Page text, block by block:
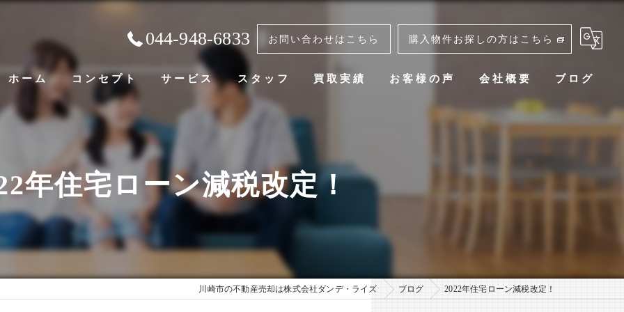
044-948-6833 お問い合わせはこちら 購入物件お探しの方はこちら
ホーム コンセプト サービス スタッフ 買取実績 お客様の声 会社概要 ブログ
年住宅ローン減税改定！
川崎市の不動産売却は株式会社ダンデ・ライズ ブログ 2022年住宅ローン減税改定！